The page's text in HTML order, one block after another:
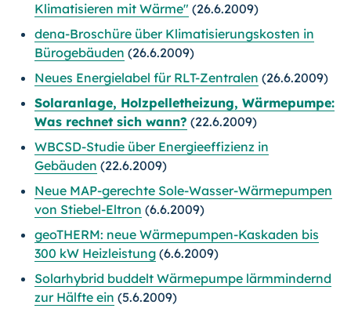
Klimatisieren mit Wärme" (26.6.2009)
dena-Broschüre über Klimatisierungskosten in
Bürogebäuden (26.6.2009)
Neues Energielabel für RLT-Zentralen (26.6.2009)
Solaranlage, Holzpelletheizung, Wärmepumpe:
Was rechnet sich wann? (22.6.2009)
WBCSD-Studie über Energieeffizienz in
Gebäuden (22.6.2009)
Neue MAP-gerechte Sole-Wasser-Wärmepumpen
von Stiebel-Eltron (6.6.2009)
geoTHERM: neue Wärmepumpen-Kaskaden bis
300 kW Heizleistung (6.6.2009)
Solarhybrid buddelt Wärmepumpe lärmmindernd
zur Hälfte ein (5.6.2009)